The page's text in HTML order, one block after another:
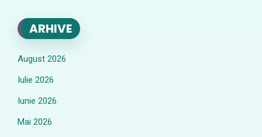
ARHIVE
August 2026
Iulie 2026
Iunie 2026
Mai 2026